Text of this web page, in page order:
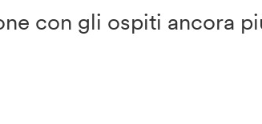
con gli ospiti ancora